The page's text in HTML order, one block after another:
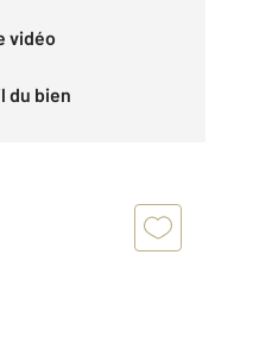
vidéo
du bien